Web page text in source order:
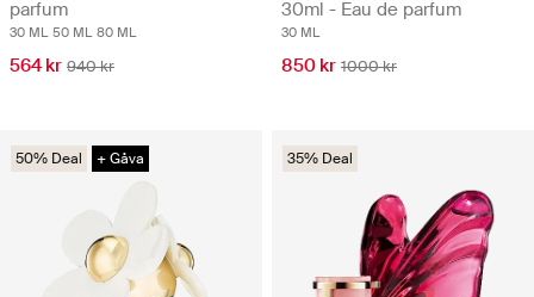
parfum
30 ML 50 ML 80 ML
564 kr 940 kr
30ml - Eau de parfum
30 ML
850 kr 1000 kr
50% Deal + Gåva 35% Deal